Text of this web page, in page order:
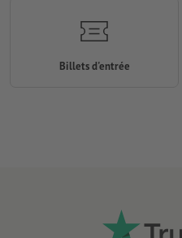
Billets d'entrée